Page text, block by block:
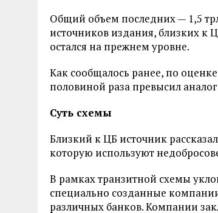
Общий объем последних — 1,5
источников издания, близких к
остался на прежнем уровне.
Как сообщалось ранее, по
половиной раза превысил
Суть схемы
Близкий к ЦБ источник
которую используют
В рамках транзитной схемы
специально созданные
различных банков. Компании